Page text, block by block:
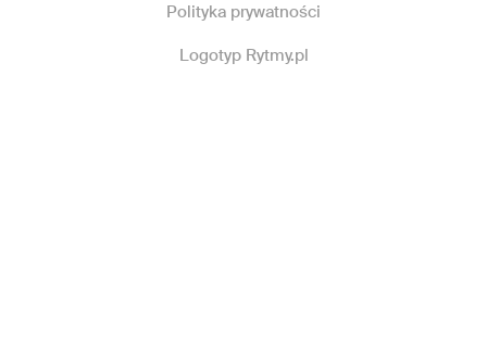
Polityka prywatności
Logotyp Rytmy.pl